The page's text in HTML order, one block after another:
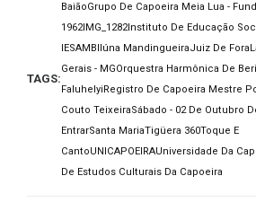
TAGS:
BaiãoGrupo De Capoeira Meia Lua -
1962IMG_1282Instituto De Educação
IESAMBI
Iúna MandingueiraJuiz De Fora
Gerais - MGOrquestra Harmônica De
Faluhelyi Registro De Capoeira Mestre
Couto TeixeiraSábado - 02 De Outubro
EntrarSanta MariaTigüera 360Toque E
CantoUNICAPOEIRAUniversidade Da
De Estudos Culturais Da Capoeira